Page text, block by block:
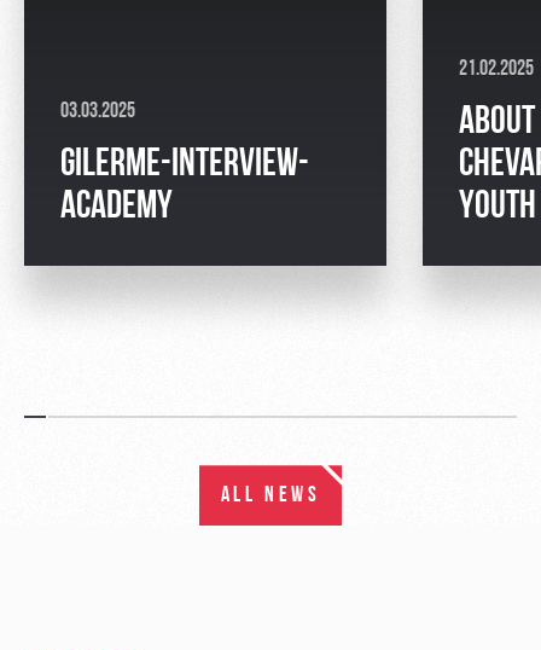
03.03.2025
GILERME-INTERVIEW-
ACADEMY
21.02.2025
ALL NEWS